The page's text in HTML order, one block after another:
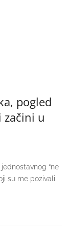
pogled
začini u
“ne
su me pozivali